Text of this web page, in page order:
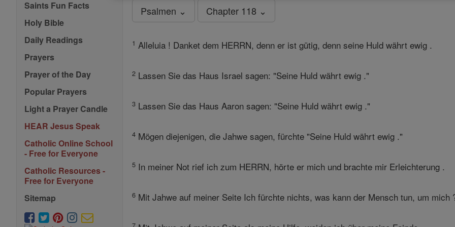
Saints Fun Facts
Holy Bible
Daily Readings
Prayers
Prayer of the Day
Popular Prayers
Light a Prayer Candle
HEAR Jesus Speak
Catholic Online School
- Free for Everyone
Catholic Resources -
Free for Everyone
Sitemap
Psalmen ⌄ Chapter 118 ⌄
1 Alleluia ! Danket dem HERRN, denn er ist gütig, denn seine Huld währt ewig .
2 Lassen Sie das Haus Israel sagen: "Seine Huld währt ewig ."
3 Lassen Sie das Haus Aaron sagen: "Seine Huld währt ewig ."
4 Mögen diejenigen, die Jahwe sagen, fürchte "Seine Huld währt ewig ."
5 In meiner Not rief ich zum HERRN, hörte er mich und brachte mir Erleichterung .
6 Mit Jahwe auf meiner Seite Ich fürchte nichts, was kann der Mensch tun, um mich
7